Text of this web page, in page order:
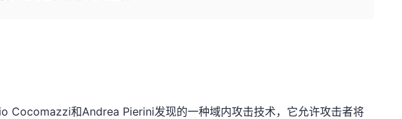
Cocomazzi和Andrea Pierini发现的一种域内攻击技术，它允许攻击者将